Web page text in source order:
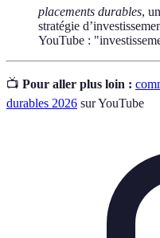
placements durables,
stratégie
YouTube :
📺 Pour aller plus loin :
durables 2026 sur YouTube